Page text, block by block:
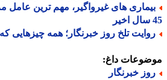
های غیرواگیر، مهم ترین عامل
تلخ روز خبرنگار؛ همه چیزهایی که
داغ:
خبرنگار